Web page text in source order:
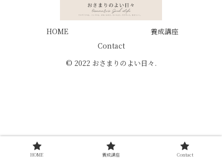
HOME
養成講座
Contact
© 2022 おさまりのよい日々.
HOME 養成講座 Contact